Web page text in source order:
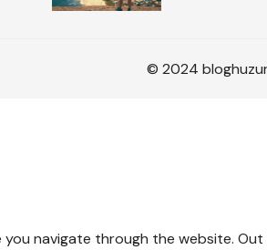
© 2024
navigate through the website.